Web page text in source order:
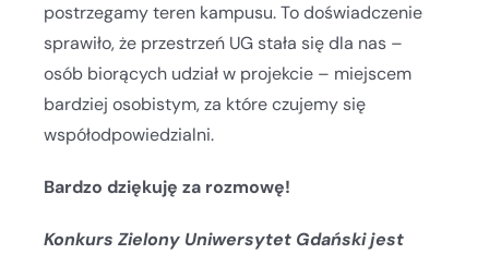
postrzegamy teren kampusu. To doświadczenie
sprawiło, że przestrzeń UG stała się dla nas –
osób biorących udział w projekcie – miejscem
bardziej osobistym, za które czujemy się
współodpowiedzialni.
Bardzo dziękuję za rozmowę!
Konkurs Zielony Uniwersytet Gdański jest